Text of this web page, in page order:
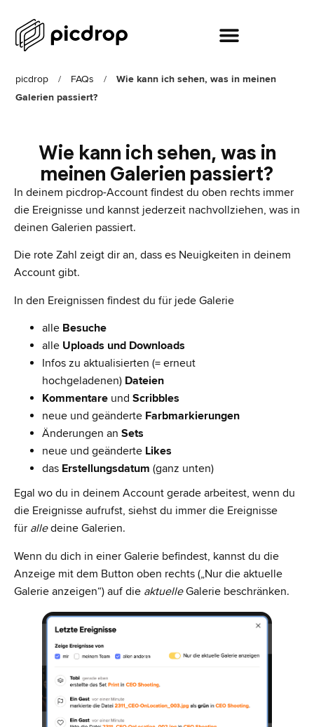
picdrop / FAQs /
Wie kann ich sehen, was in meinen
Galerien passiert?
Wie kann ich sehen, was in
meinen Galerien passiert?
In deinem picdrop-Account findest du oben rechts immer
die Ereignisse und kannst jederzeit nachvollziehen, was in
deinen Galerien passiert.
Die rote Zahl zeigt dir an, dass es Neuigkeiten in deinem
Account gibt.
In den Ereignissen findest du für jede Galerie
alle Besuche
alle Uploads und Downloads
Infos zu aktualisierten (= erneut
hochgeladenen) Dateien
Kommentare und Scribbles
neue und geänderte Farbmarkierungen
Änderungen an Sets
neue und geänderte Likes
das Erstellungsdatum (ganz unten)
Egal wo du in deinem Account gerade arbeitest, wenn du
die Ereignisse aufrufst, siehst du immer die Ereignisse
für alledeine Galerien.
Wenn du dich in einer Galerie befindest, kannst du die
Anzeige mit dem Button oben rechts („Nur die aktuelle
Galerie anzeigen“) auf die aktuelleGalerie beschränken.